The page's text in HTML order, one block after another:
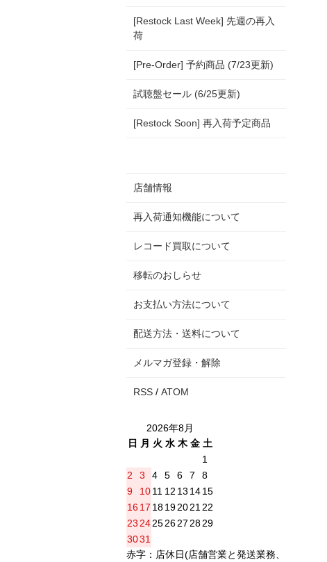
[Restock Last Week] 先週の再入
荷
[Pre-Order] 予約商品 (7/23更新)
試聴盤セール (6/25更新)
[Restock Soon] 再入荷予定商品
店舗情報
再入荷通知機能について
レコード買取について
移転のおしらせ
お支払い方法について
配送方法・送料について
メルマガ登録・解除
RSS / ATOM
2026年8月
日
月 火 水 木 金 土
1
2
3 4 5 6 7
8
9
1011 12 13 1415
16 17 18192021 22
23 24252627 2829
3031
赤字：店休日(店舗営業と発送業務、